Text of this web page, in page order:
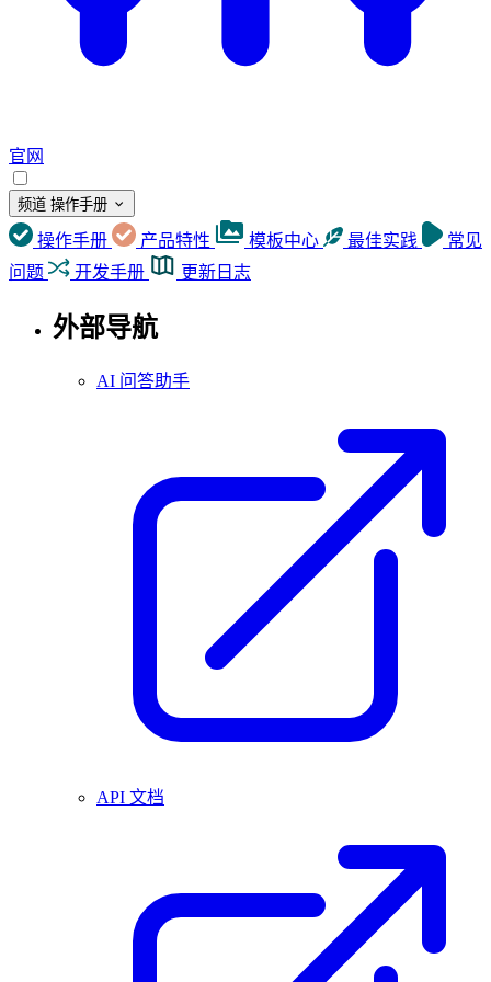
官网
频道 操作手册
操作手册 产品特性 模板中心 最佳实践
常见
问题
开发手册 更新日志
外部导航
AI 问答助手
API 文档